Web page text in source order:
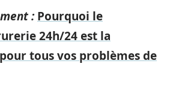
: Pourquoi le
24h/24 est la
tous vos problèmes de